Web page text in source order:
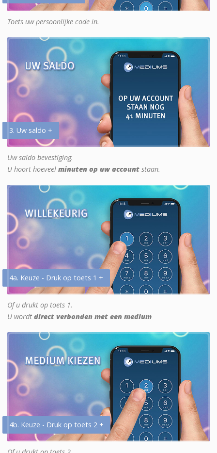
Toets uw persoonlijke code in.
3. Uw saldo +
Uw saldo bevestiging.
U hoort hoeveel minuten op uw account staan.
4a. Keuze - Druk op toets 1 +
Of u drukt op toets 1.
U wordt direct verbonden met een medium
4b. Keuze - Druk op toets 2 +